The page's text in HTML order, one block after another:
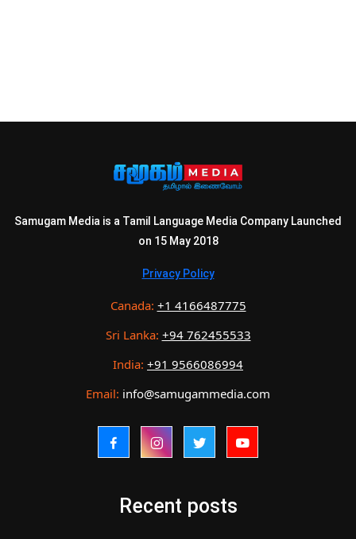
Samugam Media is a Tamil Language Media Company Launched
on 15 May 2018
Privacy Policy
Canada: +1 4166487775
Sri Lanka: +94 762455533
India: +91 9566086994
Email: info@samugammedia.com
Recent posts